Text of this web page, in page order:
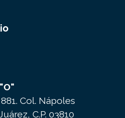
Col. Nápoles
C.P. 03810